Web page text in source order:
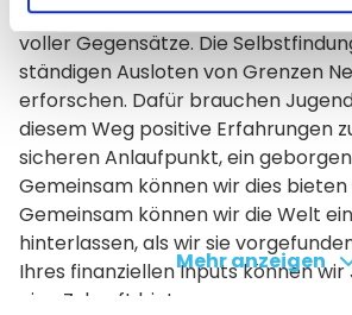
Die Zeit des Erwachsenwerdens
voller Gegensätze. Die
ständigen Ausloten von Grenzen
erforschen. Dafür brauchen
diesem Weg positive Erfahrungen
sicheren Anlaufpunkt, ein
Gemeinsam können wir dies
Gemeinsam können wir die Welt
hinterlassen, als wir sie
Ihres finanziellen Inputs können
eine Zukunft bieten.
Mehr anzeigen